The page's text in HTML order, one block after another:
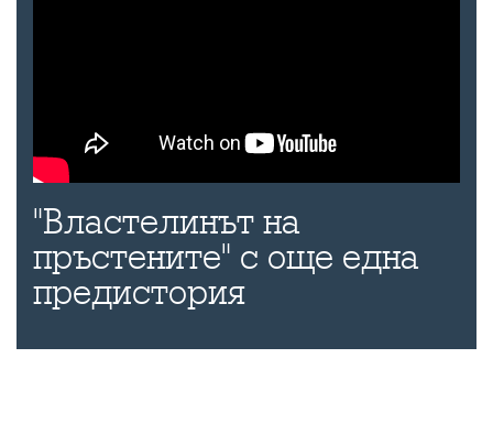
"Властелинът на
пръстените" с още една
предистория